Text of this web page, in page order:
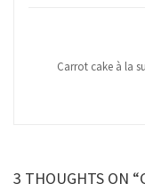
Carrot cake à la
3 THOUGHTS ON